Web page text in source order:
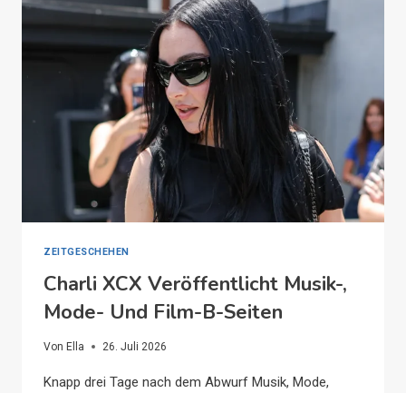
ZEITGESCHEHEN
Charli XCX Veröffentlicht Musik-,
Mode- Und Film-B-Seiten
Von Ella 26. Juli 2026
Knapp drei Tage nach dem Abwurf Musik, Mode,